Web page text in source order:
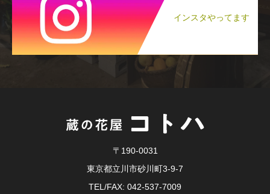
インスタやってます
〒190-0031
東京都立川市砂川町3-9-7
TEL/FAX: 042-537-7009